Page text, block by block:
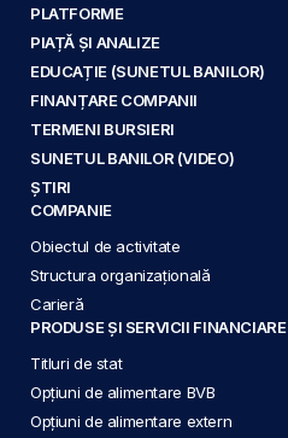
PLATFORME
PIAȚĂ ȘI ANALIZE
EDUCAȚIE (SUNETUL BANILOR)
FINANȚARE COMPANII
TERMENI BURSIERI
SUNETUL BANILOR (VIDEO)
ȘTIRI
COMPANIE
Obiectul de activitate
Structura organizațională
Carieră
PRODUSE ȘI SERVICII FINANCIARE
Titluri de stat
Opțiuni de alimentare BVB
Opțiuni de alimentare extern